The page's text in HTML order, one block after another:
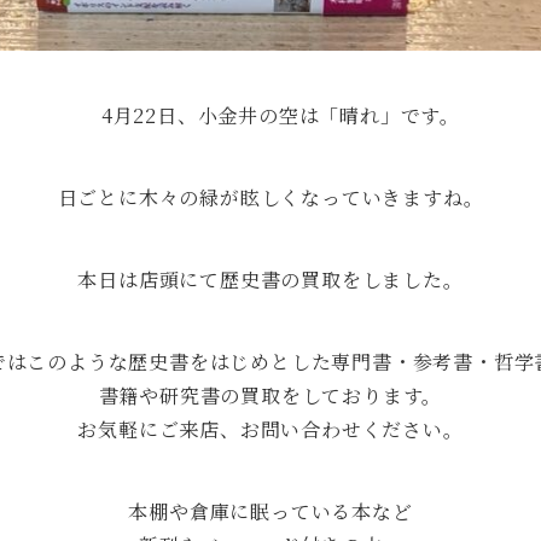
4月22日、小金井の空は「晴れ」です。
日ごとに木々の緑が眩しくなっていきますね。
本日は店頭にて歴史書の買取をしました。
はこのような歴史書をはじめとした専門書・参考書・哲学
書籍や研究書の買取をしております。
お気軽にご来店、お問い合わせください。
本棚や倉庫に眠っている本など